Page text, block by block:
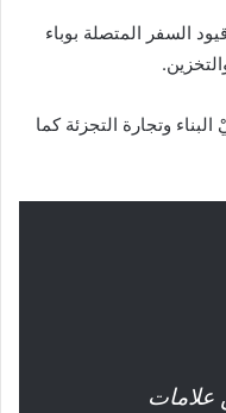
السفر المتصلة بوباء
وتجارة التجزئة كما
علامات